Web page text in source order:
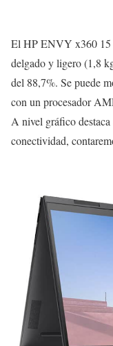
El HP ENVY x360 15
delgado y ligero (1,8
del 88,7%. Se puede
con un procesador
A nivel gráfico
conectividad,